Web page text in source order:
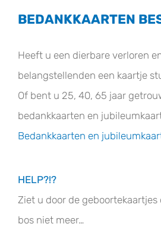
BEDANKKAARTEN
Heeft u een dierbare verloren
belangstellenden een kaartje
Of bent u 25, 40, 65 jaar
bedankkaarten en
Bedankkaarten en
HELP?!?
Ziet u door de
bos niet meer…